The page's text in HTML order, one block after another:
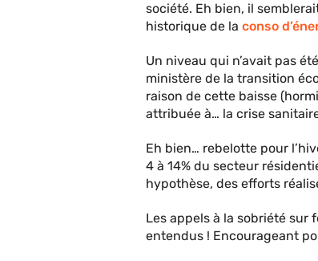
société. Eh bien, il
historique de la conso
Un niveau qui n’avait pas
ministère de la transition
raison de cette baisse
attribuée à… la crise
Eh bien… rebelotte pour
4 à 14% du secteur
hypothèse, des efforts
Les appels à la sobriété sur
entendus ! Encourageant